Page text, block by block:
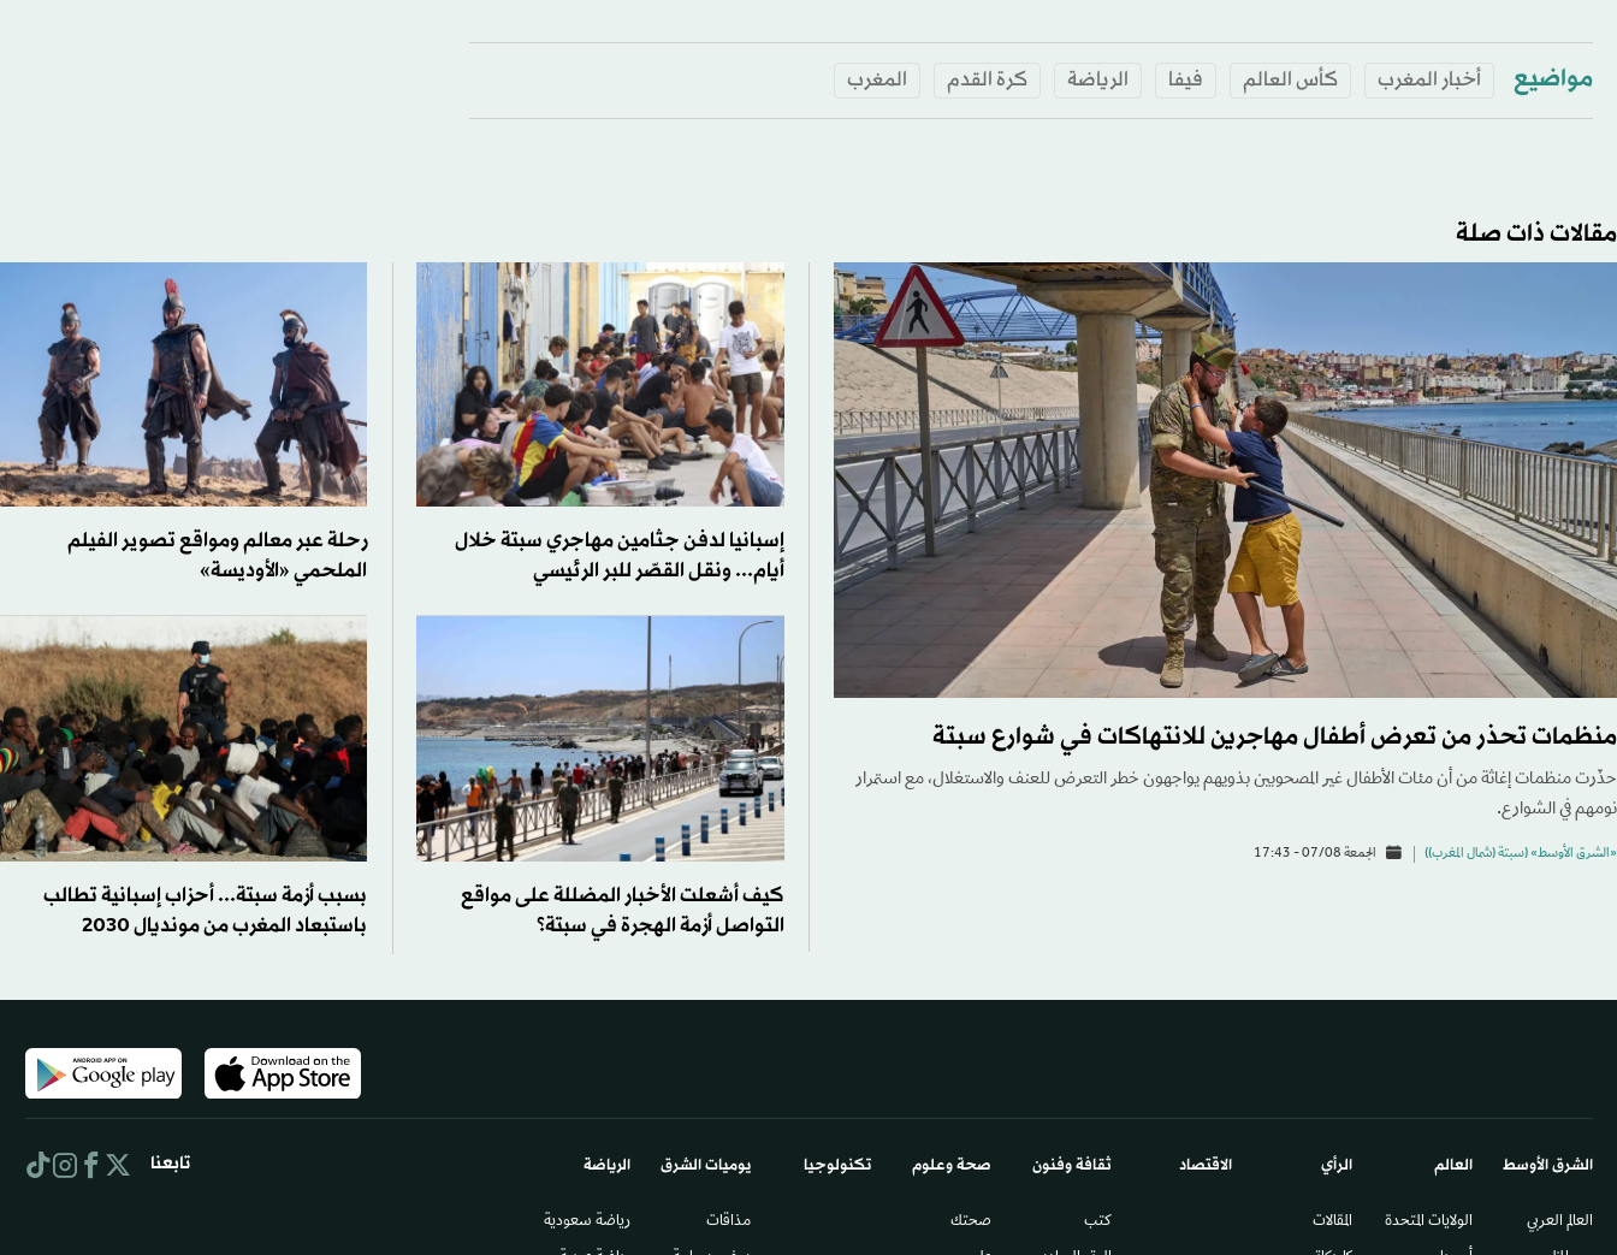
مواضيع أخبار المغرب كأس العالم فيفا الرياضة كرة القدم المغرب
مقالات ذات صلة
منظمات تحذر من تعرض أطفال مهاجرين للانتهاكات في شوارع سبتة
حذّرت منظمات إغاثة من أن مئات الأطفال غير المصحوبين بذويهم يواجهون خطر التعرض للعنف والاستغلال، مع استمرار
نومهم في الشوارع.
«الشرق الأوسط» (سبتة (شمال المغرب)) الجمعة 07/08 - 17:43
إسبانيا لدفن جثامين مهاجري سبتة خلال
أيام... ونقل القصّر للبر الرئيسي
رحلة عبر معالم ومواقع تصوير الفيلم
الملحمي «الأوديسة»
كيف أشعلت الأخبار المضللة على مواقع
التواصل أزمة الهجرة في سبتة؟
بسبب أزمة سبتة... أحزاب إسبانية تطالب
باستبعاد المغرب من مونديال 2030
الشرق الأوسط​
العالم العربي
العالم
الولايات المتحدة
الرأي
المقالات
الاقتصاد ثقافة وفنون
كتب
صحة وعلوم
صحتك
تكنولوجيا يوميات الشرق​
مذاقات
الرياضة
رياضة سعودية
تابعنا